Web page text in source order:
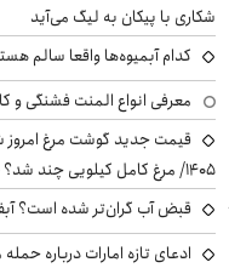
شکاری با پیکان به لیگ می‌آید
کدام آبمیوه‌ها واقعا سالم
معرفی انواع المنت فشنگی و
۱۴۰۵/ مرغ کامل کیلویی چند شد؟ +جدول
قبض آب گران‌تر شده است؟
ادعای تازه امارات درباره